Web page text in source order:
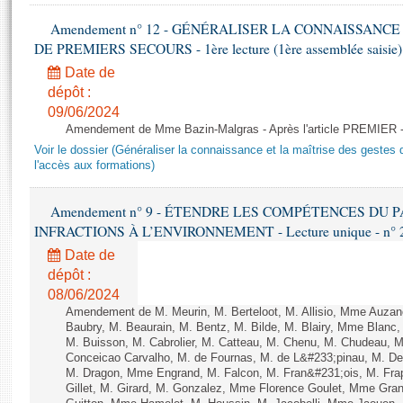
Projets de loi
Propositions de loi
Amendements
Textes adoptés
Rapports d'information
Rapports d'enquête
Rapports sur l'application des lois
Baromètre de l’application des lois
Dossiers législatifs
Budget et sécurité sociale
Questions écrites et orales
Comptes rendus des débats
Juniors
Anciennes législatures
Contacts et plan d'accès
Photos libres de droit
Amendement n° 12 - GÉNÉRALISER LA
DE PREMIERS SECOURS - 1ère lecture (1ère assemblée
Date de
dépôt :
09/06/2024
Amendement de Mme Bazin-Malgras - Après l'article PREMIER
Voir le dossier (Généraliser la connaissance et la maîtrise des gestes
l'accès aux formations)
Amendement n° 9 - ÉTENDRE LES COMPÉTENCES DU
INFRACTIONS À L’ENVIRONNEMENT - Lecture unique - n°
Date de
dépôt :
08/06/2024
Amendement de M. Meurin, M. Berteloot, M. Allisio, Mme
Baubry, M. Beaurain, M. Bentz, M. Bilde, M. Blairy, Mme
M. Buisson, M. Cabrolier, M. Catteau, M. Chenu, M. Chudeau,
Conceicao Carvalho, M. de Fournas, M. de L&#233;pinau, M.
M. Dragon, Mme Engrand, M. Falcon, M. Fran&#231;ois, M.
Gillet, M. Girard, M. Gonzalez, Mme Florence Goulet, Mme